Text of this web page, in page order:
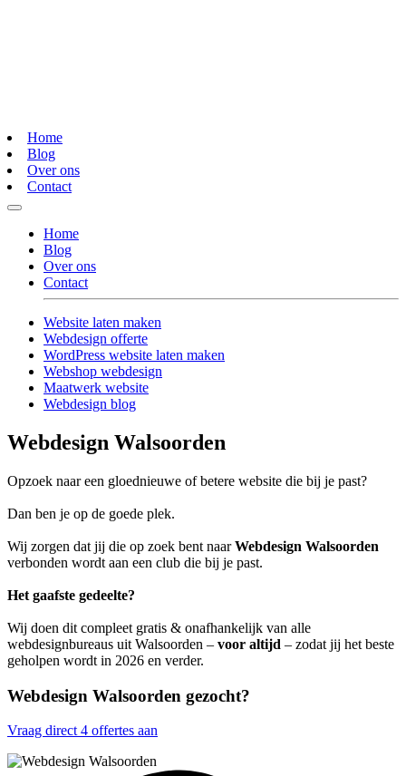
Home
Blog
Over ons
Contact
Home
Blog
Over ons
Contact
Website laten maken
Webdesign offerte
WordPress website laten maken
Webshop webdesign
Maatwerk website
Webdesign blog
Webdesign Walsoorden
Opzoek naar een gloednieuwe of betere website die bij je past?
Dan ben je op de goede plek.
Wij zorgen dat jij die op zoek bent naarWebdesign Walsoorden
verbonden wordt aan een club die bij je past.
Het gaafste gedeelte?
Wij doen dit compleet gratis & onafhankelijk van alle
webdesignbureaus uit Walsoorden – voor altijd – zodat jij het beste
geholpen wordt in 2026 en verder.
Webdesign Walsoorden gezocht?
Vraag direct 4 offertes aan